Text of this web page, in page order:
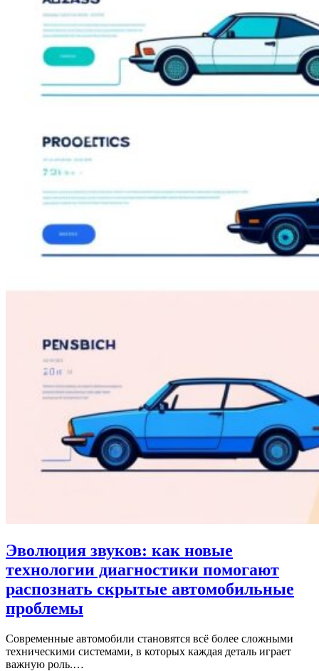
Эволюция звуков: как новые
технологии диагностики помогают
распознать скрытые автомобильные
проблемы
Современные автомобили становятся всё более сложными
техническими системами, в которых каждая деталь играет
важную роль.…